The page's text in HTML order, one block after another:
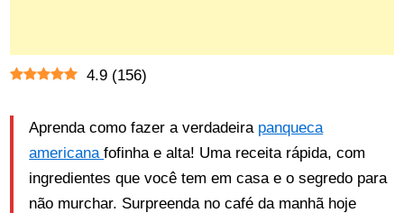
4.9 (156)
Aprenda como fazer a verdadeira panqueca
americanafofinha e alta! Uma receita rápida, com
ingredientes que você tem em casa e o segredo para
não murchar. Surpreenda no café da manhã hoje